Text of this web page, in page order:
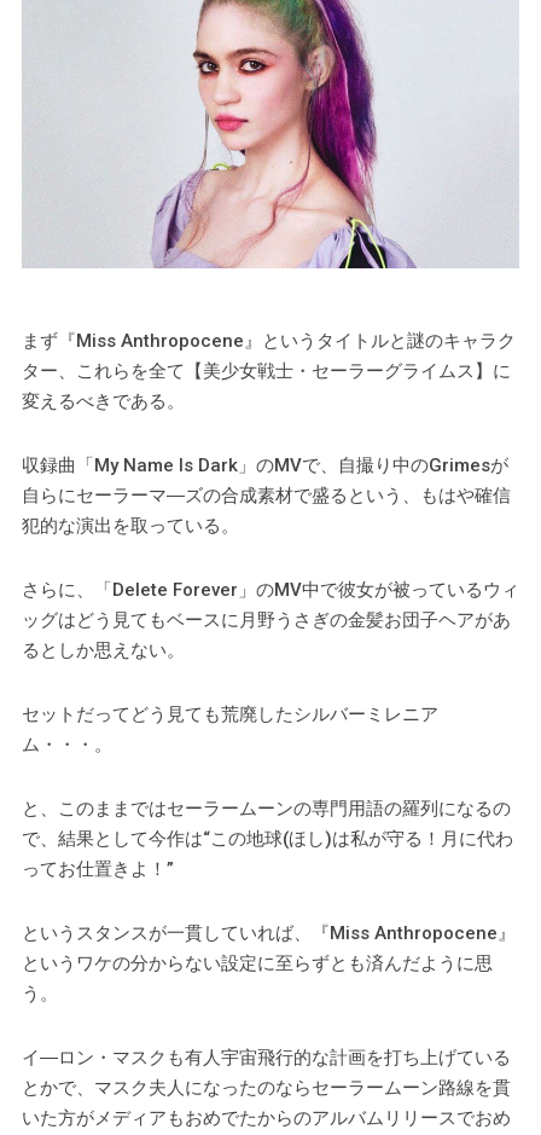
まず『Miss Anthropocene』というタイトルと謎のキャラク
ター、これらを全て【美少女戦士・セーラーグライムス】に
変えるべきである。
収録曲「My Name Is Dark」のMVで、自撮り中のGrimesが
自らにセーラーマ―ズの合成素材で盛るという、もはや確信
犯的な演出を取っている。
さらに、「Delete Forever」のMV中で彼女が被っているウィ
ッグはどう見てもベースに月野うさぎの金髪お団子ヘアがあ
るとしか思えない。
セットだってどう見ても荒廃したシルバーミレニア
ム・・・。
と、このままではセーラームーンの専門用語の羅列になるの
で、結果として今作は“この地球(ほし)は私が守る！月に代わ
ってお仕置きよ！”
というスタンスが一貫していれば、『Miss Anthropocene』
というワケの分からない設定に至らずとも済んだように思
う。
イ―ロン・マスクも有人宇宙飛行的な計画を打ち上げている
とかで、マスク夫人になったのならセーラームーン路線を貫
いた方がメディアもおめでたからのアルバムリリースでおめ